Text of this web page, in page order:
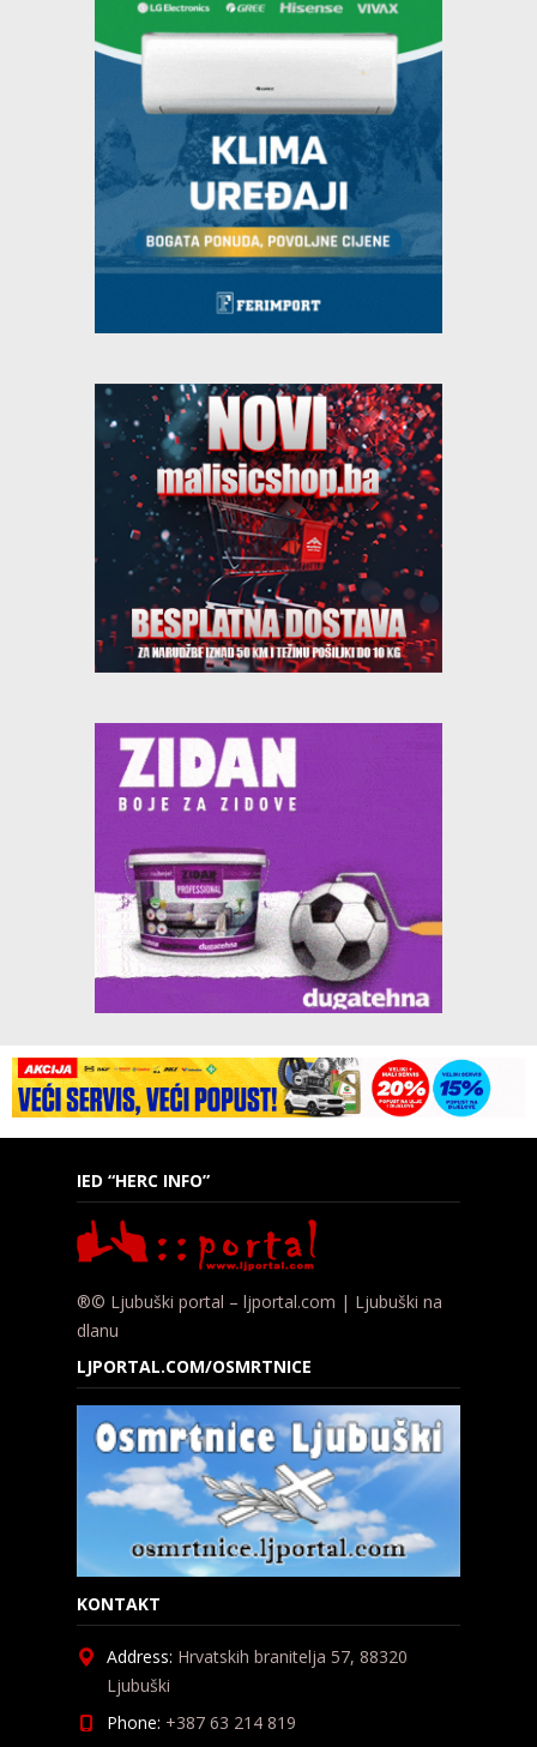
IED “HERC INFO”
®© Ljubuški portal – ljportal.com | Ljubuški na
dlanu
LJPORTAL.COM/OSMRTNICE
KONTAKT
Address: Hrvatskih branitelja 57, 88320
Ljubuški
Phone: +387 63 214 819